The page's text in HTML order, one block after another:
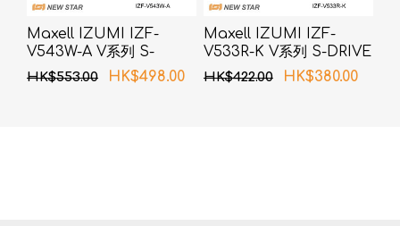
Maxell IZUMI IZF-
V543W-A V系列 S-
DRIVE 4刀片电须刨 (蓝
HK$553.00 HK$498.00
Maxell IZUMI IZF-
V533R-K V系列 S-DRIVE
3刀片电须刨 (黑色)
HK$422.00 HK$380.00